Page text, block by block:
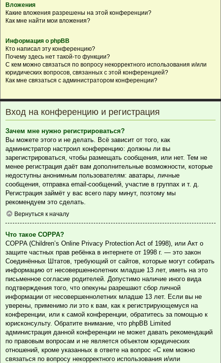
Вложения
Какие вложения разрешены на этой конференции?
Как мне найти мои вложения?
Информация о phpBB
Кто написал эту конференцию?
Почему здесь нет такой-то функции?
С кем можно связаться по вопросу некорректного использования и/или
юридических вопросов, связанных с этой конференцией?
Как мне связаться с администратором конференции?
Вход на конференцию и регистрация
Зачем мне нужно регистрироваться?
Вы можете этого и не делать. Всё зависит от того, как
администратор настроил конференцию: должны ли вы
зарегистрироваться, чтобы размещать сообщения, или нет. Тем не
менее регистрация даёт вам дополнительные возможности, которые
недоступны анонимным пользователям: аватары, личные
сообщения, отправка email-сообщений, участие в группах и т. д.
Регистрация займёт у вас всего пару минут, поэтому мы
рекомендуем это сделать.
Вернуться к началу
Что такое COPPA?
COPPA (Children’s Online Privacy Protection Act of 1998), или Акт о
защите частных прав ребёнка в интернете от 1998 г. — это закон
Соединённых Штатов, требующий от сайтов, которые могут собирать
информацию от несовершеннолетних младше 13 лет, иметь на это
письменное согласие родителей. Допустимо наличие иного вида
подтверждения того, что опекуны разрешают сбор личной
информации от несовершеннолетних младше 13 лет. Если вы не
уверены, применимо ли это к вам, как к регистрирующемуся на
конференции, или к самой конференции, обратитесь за помощью к
юрисконсульту. Обратите внимание, что phpBB Limited
администрация данной конференции не может давать рекомендаций
по правовым вопросам и не является объектом юридических
отношений, кроме указанных в ответе на вопрос «С кем можно
связаться по вопросу некорректного использования и/или